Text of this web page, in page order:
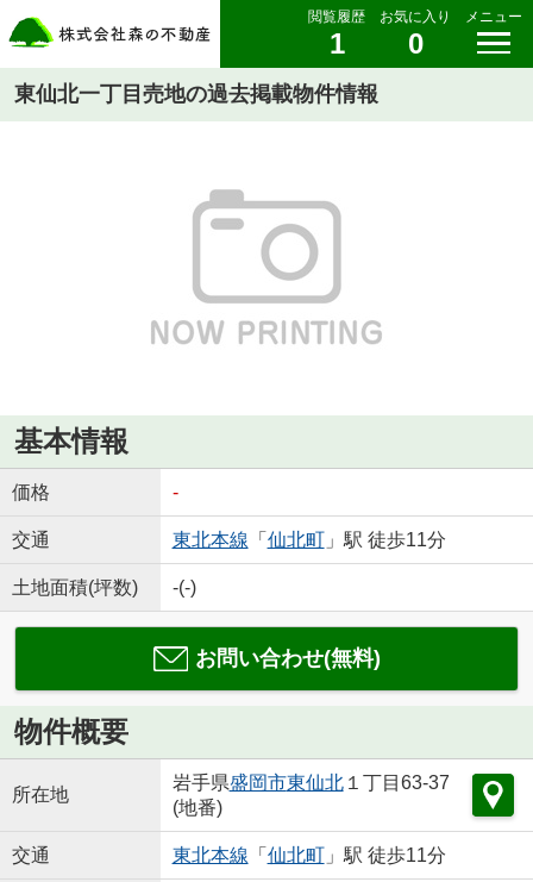
閲覧履歴
1
お気に入り
0
メニュー
東仙北一丁目売地の過去掲載物件情報
基本情報
価格 -
交通 東北本線 「 仙北町」駅 徒歩11分
土地面積(坪数) -(-)
お問い合わせ(無料)
物件概要
所在地
岩手県盛岡市東仙北１丁目63-37
(地番)
交通 東北本線 「 仙北町」駅 徒歩11分